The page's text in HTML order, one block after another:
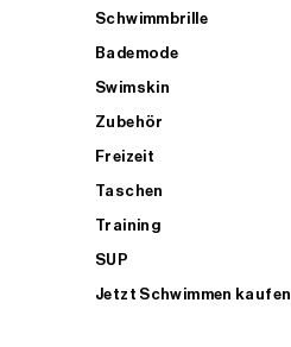
Schwimmbrille
Bademode
Swimskin
Zubehör
Freizeit
Taschen
Training
SUP
Jetzt Schwimmen kaufen